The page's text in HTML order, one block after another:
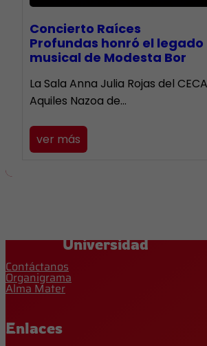
​Concierto Raíces
Profundas honró el legado
musical de Modesta Bor
La Sala Anna Julia Rojas del CECA
Aquiles Nazoa de…
ver más
Universidad
Contáctanos
Organigrama
Alma Mater
Enlaces